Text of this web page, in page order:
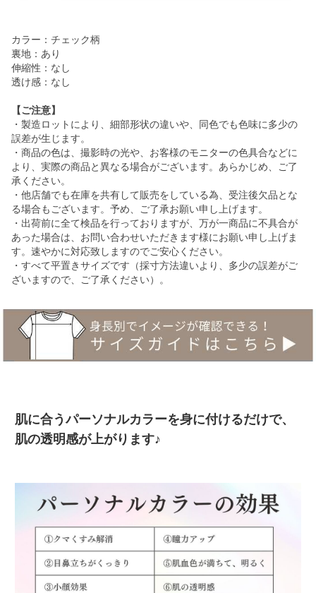
カラー：チェック柄
裏地：あり
伸縮性：なし
透け感：なし
【ご注意】
・製造ロットにより、細部形状の違いや、同色でも色味に多少の
誤差が生じます。
・商品の色は、撮影時の光や、お客様のモニターの色具合などに
より、実際の商品と異なる場合がございます。あらかじめ、ご了
承ください。
・他店舗でも在庫を共有して販売をしている為、受注後欠品とな
る場合もございます。予め、ご了承お願い申し上げます。
・出荷前に全て検品を行っておりますが、万が一商品に不具合が
あった場合は、お問い合わせいただきます様にお願い申し上げま
す。速やかに対応致しますのでご安心ください。
・すべて平置きサイズです（採寸方法違いより、多少の誤差がご
ざいますので、ご了承ください）。
肌に合うパーソナルカラーを身に付けるだけで、
肌の透明感が上がります♪